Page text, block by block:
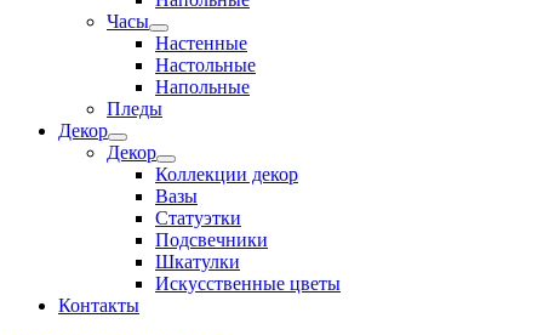
Часы
Настенные
Настольные
Напольные
Пледы
Декор
Декор
Коллекции декор
Вазы
Статуэтки
Подсвечники
Шкатулки
Искусственные цветы
Контакты